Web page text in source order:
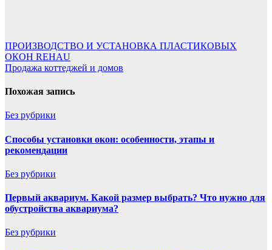
Навигация
по
ПРОИЗВОДСТВО И УСТАНОВКА ПЛАСТИКОВЫХ
ОКОН REHAU
Продажа коттеджей и домов
Похожая запись
Без рубрики
Способы установки окон: особенности, этапы и
рекомендации
Без рубрики
Первый аквариум. Какой размер выбрать? Что нужно для
обустройства аквариума?
Без рубрики